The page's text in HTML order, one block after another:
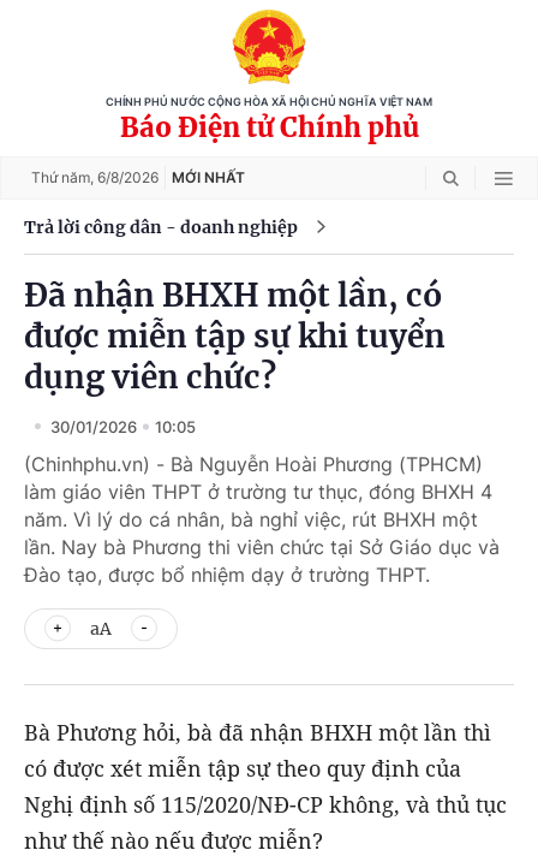
CHÍNH PHỦ NƯỚC CỘNG HÒA XÃ HỘI CHỦ NGHĨA VIỆT NAM
Báo Điện tử Chính phủ
Thứ năm, 6/8/2026 MỚI NHẤT
Trả lời công dân - doanh nghiệp
Đã nhận BHXH một lần, có
được miễn tập sự khi tuyển
dụng viên chức?
30/01/2026 10:05
(Chinhphu.vn) - Bà Nguyễn Hoài Phương (TPHCM)
làm giáo viên THPT ở trường tư thục, đóng BHXH 4
năm. Vì lý do cá nhân, bà nghỉ việc, rút BHXH một
lần. Nay bà Phương thi viên chức tại Sở Giáo dục và
Đào tạo, được bổ nhiệm dạy ở trường THPT.
aA
Bà Phương hỏi, bà đã nhận BHXH một lần thì
có được xét miễn tập sự theo quy định của
Nghị định số 115/2020/NĐ-CP không, và thủ tục
như thế nào nếu được miễn?